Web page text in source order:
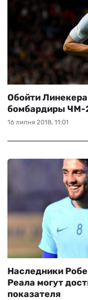
16 липня 2018, 11:01
Обойти
бомбардиры ЧМ-
Наследники
Реала могут
показателя